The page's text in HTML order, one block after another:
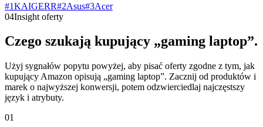
#1KAIGERR#2Asus#3Acer
04Insight oferty
Czego szukają kupujący „gaming laptop”.
Użyj sygnałów popytu powyżej, aby pisać oferty zgodne z tym, jak
kupujący Amazon opisują „gaming laptop”. Zacznij od produktów i
marek o najwyższej konwersji, potem odzwierciedlaj najczęstszy
język i atrybuty.
01